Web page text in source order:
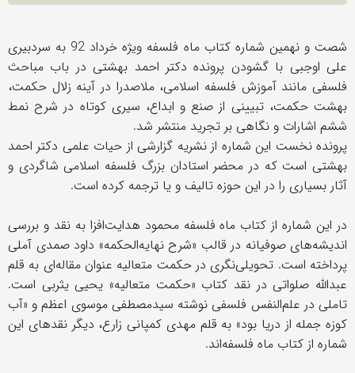
شصت و نهمین شماره کتاب ماه فلسفه ویژه خرداد 92 به سردبیری
علی اوجبی با گشودن پرونده دکتر احمد بهشتی در باب مباحث
فلسفی مانند آموزش فلسفه اسلامی، ملاصدرا در آینه زلال حکمت،
بهشت حکمت، تبیینی از صنع و ابداع، سیری کوتاه در شرح نمط
ششم اشارات و نگاهی بر تجرید منتشر شد.
پرونده نخست این شماره از نشریه گزارشی از حیات علمی دکتر احمد
بهشتی است که در محضر استادان بزرگ فلسفه اسلامی شاگردی و
آثار بسیاری را در این حوزه تالیف و یا ترجمه کرده است.
در این شماره از کتاب ماه فلسفه محمود هدایت‌افزا به نقد و بررسی
اندیشه‌های صوفیانه در قالب «شرح نهایه‌الحکمه» داود صمدی آملی
پرداخته است. تحویلی‌نگری در حکمت متعالیه عنوان مقاله‌ای به قلم
عبدالله صلواتی در نقد کتاب «حکمت متعالیه» یحیی یثربی است.
تاملی در علم‌النفس فلسفی نوشته سید‌مصطفی موسوی اعظم و «آب
کوزه جمله از دریا بود» به قلم مهدی کمپانی زارع، دیگر نقدهای این
شماره از کتاب ماه فلسفه‌اند.